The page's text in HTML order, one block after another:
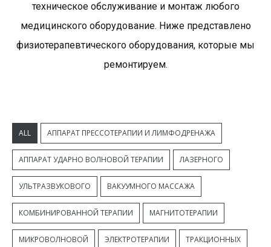
техническое обслуживание и монтаж любого
медицинского оборудование. Ниже представлено
физиотерапевтического оборудования, которые мы
ремонтируем.
ALL АППАРАТ ПРЕССОТЕРАПИИ И ЛИМФОДРЕНАЖА
АППАРАТ УДАРНО ВОЛНОВОЙ ТЕРАПИИ ЛАЗЕРНОГО
УЛЬТРАЗВУКОВОГО ВАКУУМНОГО МАССАЖА
КОМБИНИРОВАННОЙ ТЕРАПИИ МАГНИТОТЕРАПИИ
МИКРОВОЛНОВОЙ ЭЛЕКТРОТЕРАПИИ ТРАКЦИОННЫХ